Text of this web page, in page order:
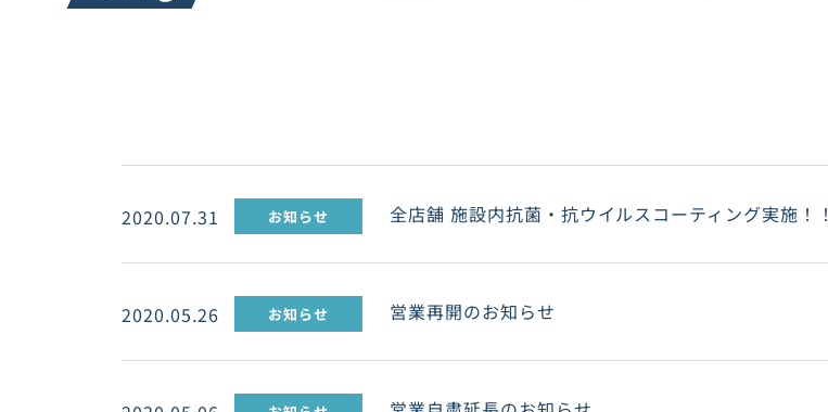
2020.07.31 お知らせ 全店舗 施設内抗菌・抗ウイルスコーティング実施！！
2020.05.26 お知らせ 営業再開のお知らせ